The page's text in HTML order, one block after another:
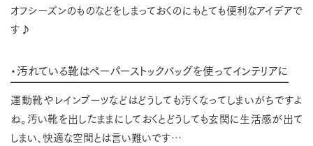
オフシーズンのものなどをしまっておくのにもとても便利なアイデアで
す♪
・汚れている靴はペーパーストックバッグを使ってインテリアに
運動靴やレインブーツなどはどうしても汚くなってしまいがちですよ
ね。汚い靴を出したままにしておくとどうしても玄関に生活感が出て
しまい、快適な空間とは言い難いです…